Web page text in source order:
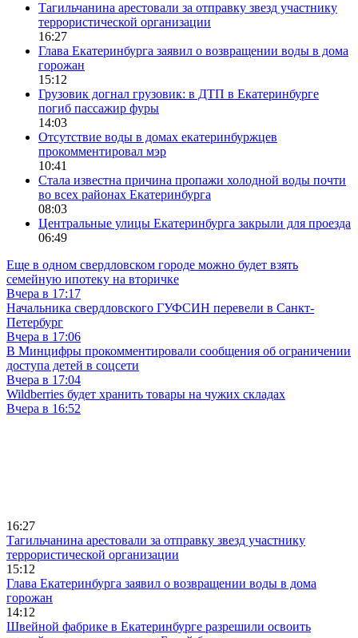
Тагильчанина арестовали за отправку звезд участнику
террористической организации
16:27
Глава Екатеринбурга заявил о возвращении воды в дома
горожан
15:12
Грузовик догнал грузовик: в ДТП в Екатеринбурге
погиб пассажир фуры
14:03
Отсутствие воды в домах екатеринбуржцев
прокомментировал мэр
10:41
Стала известна причина пропажи холодной воды почти
во всех районах Екатеринбурга
08:03
Центральные улицы Екатеринбурга закрыли для проезда
06:49
Еще в одном свердловском городе можно будет взять
семейную ипотеку на вторичке
Вчера в 17:17
Начальника свердловского ГУФСИН перевели в Санкт-
Петербург
Вчера в 17:06
В Минцифры прокомментировали сообщения об ограничении
доступа детей в соцсети
Вчера в 17:04
Wildberries будет хранить товары на чужих складах
Вчера в 16:52
16:27
Тагильчанина арестовали за отправку звезд участнику
террористической организации
15:12
Глава Екатеринбурга заявил о возвращении воды в дома
горожан
14:12
Швейной фабрике в Екатеринбурге разрешили освоить